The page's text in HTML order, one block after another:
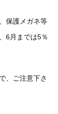
保護メガネ等
6月までは5％
、ご注意下さ